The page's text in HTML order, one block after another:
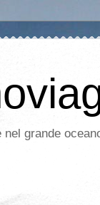
grande